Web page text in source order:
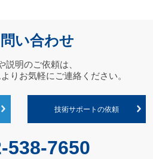
い合わせ
説明のご依頼は、
りお気軽にご連絡ください。
技術サポートの依頼
538-7650